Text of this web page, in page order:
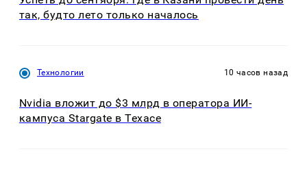
так, будто лето только началось
Технологии 10 часов назад
Nvidia вложит до $3 млрд в оператора ИИ-
кампуса Stargate в Техасе